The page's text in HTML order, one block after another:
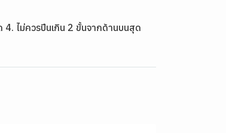
ไม่ควรปีนเกิน 2 ขั้นจากด้านบนสุด